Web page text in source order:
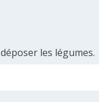
les légumes.